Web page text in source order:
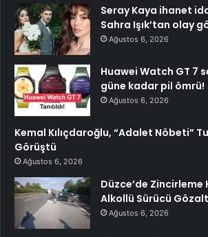
Seray Kaya ihanet
Sahra Işık’tan olay
Ağustos 6, 2026
Huawei Watch GT 7
güne kadar pil ömrü!
Ağustos 6, 2026
Kemal Kılıçdaroğlu, “Adalet Nöbeti”
Görüştü
Ağustos 6, 2026
Düzce’de Zincirleme
Alkollü Sürücü
Ağustos 6, 2026